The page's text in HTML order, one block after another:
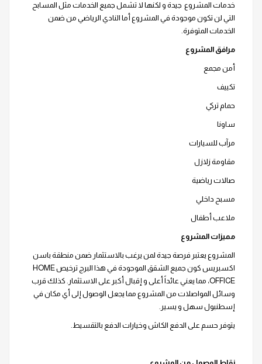
خدمات المشروع جيدة و لكنها لا تشمل جميع الخدمات مثل المسابح
التي لن تكون موجودة في المشروع أما النادي الرياضي من ضمن
الخدمات المتوفرة.
مرافق المشروع
أمن مجمع
تكييف
حمام تركي
ساونا
مرآب للسيارات
مقاومة زلازل
صالات رياضية
مسبح داخلي
ملاعب أطفال
مميزات المشروع
المشروع يعتبر فرصة جيدة لمن يرغب بالاستثمار ضمن منطقة باسن
اكسبريس كون جميع الشقق الموجودة في هذا البرج ترخيص HOME
OFFICE، مما يعني عائداً أعلى و إقبال أكبر على الاستثمار. كذلك قرب
وسائل المواصلات من المشروع مما يجعل الوصول إلى أي مكان في
إسطنبول سهل و يسير.
يتوفر حسم على الدفع الكاش وخيارات الدفع بالتقسيط.